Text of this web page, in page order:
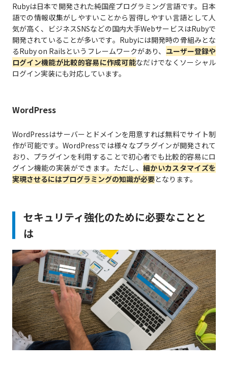
Rubyは日本で開発された純国産プログラミング言語です。日本
語での情報収集がしやすいことから習得しやすい言語として人
気が高く、ビジネスSNSなどの国内大手WebサービスはRubyで
開発されていることが多いです。Rubyには開発時の骨組みとな
るRuby on Railsというフレームワークがあり、 ユーザー登録や
ログイン機能が比較的容易に作成可能なだけでなくソーシャル
ログイン実装にも対応しています。
WordPress
WordPressはサーバーとドメインを用意すれば無料でサイト制
作が可能です。WordPressでは様々なプラグインが開発されて
おり、プラグインを利用することで初心者でも比較的容易にロ
グイン機能の実装ができます。ただし、細かいカスタマイズを
実現させるにはプログラミングの知識が必要となります。
セキュリティ強化のために必要なことと
は